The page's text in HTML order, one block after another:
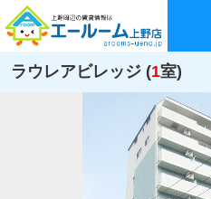
ラウレアビレッジ (1室)